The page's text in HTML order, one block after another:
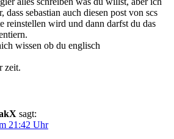
dass sebastian auch diesen post von scs
reinstellen wird und dann darfst du das
wissen ob du englisch
zeit.
sagt:
21:42 Uhr